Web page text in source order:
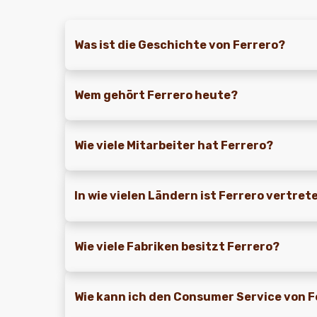
Was ist die Geschichte von Ferrero?
Wem gehört Ferrero heute?
Wie viele Mitarbeiter hat Ferrero?
In wie vielen Ländern ist Ferrero
Wie viele Fabriken besitzt Ferrero?
Wie kann ich den Consumer Service